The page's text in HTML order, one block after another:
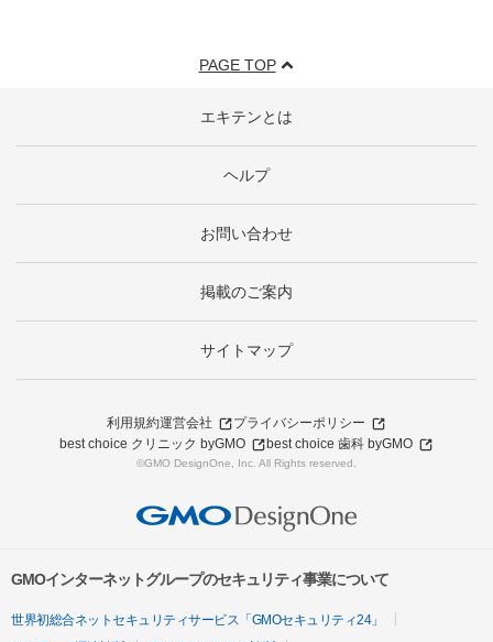
PAGE TOP
エキテンとは
ヘルプ
お問い合わせ
掲載のご案内
サイトマップ
利用規約運営会社
プライバシーポリシー
best choice クリニック byGMO
best choice 歯科 byGMO
©GMO DesignOne, Inc. All Rights reserved.
GMOインターネットグループのセキュリティ事業について
世界初総合ネットセキュリティサービス「GMOセキュリティ24」